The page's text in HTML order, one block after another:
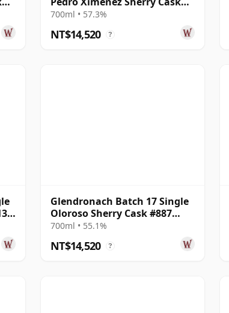
#5521 2004 12 年
700ml • 57.3%
NT$14,520 ?
Glendronach Batch 17 Single
Oloroso Sherry Cask #887
2005 13 年
700ml • 55.1%
NT$14,520 ?